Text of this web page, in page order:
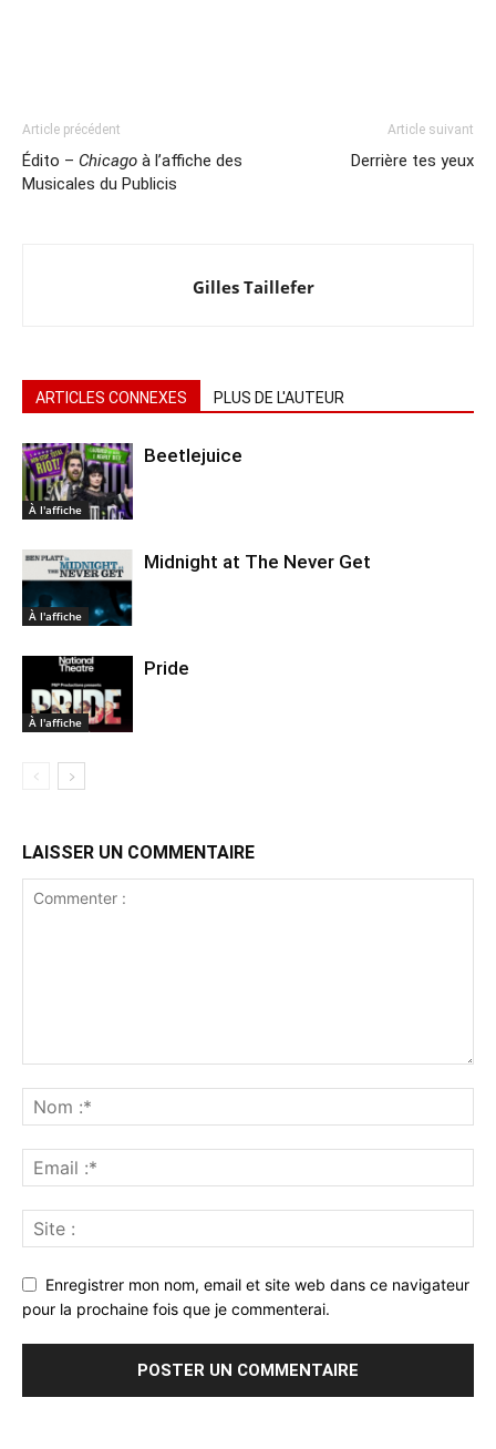
Article précédent
Édito – Chicago à l’affiche des
Musicales du Publicis
Article suivant
Derrière tes yeux
Gilles Taillefer
ARTICLES CONNEXES PLUS DE L'AUTEUR
À l'affiche
Beetlejuice
À l'affiche
Midnight at The Never Get
À l'affiche
Pride
LAISSER UN COMMENTAIRE
Enregistrer mon nom, email et site web dans ce navigateur
pour la prochaine fois que je commenterai.